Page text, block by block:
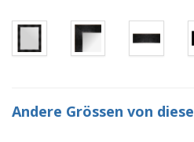
Andere Grössen von